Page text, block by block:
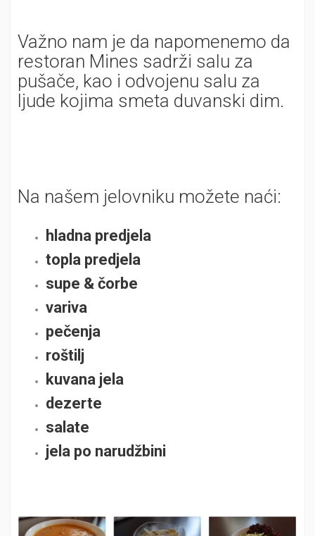
Važno nam je da napomenemo da
restoran Mines sadrži salu za
pušače, kao i odvojenu salu za
ljude kojima smeta duvanski dim.
Na našem jelovniku možete naći:
hladna predjela
topla predjela
supe & čorbe
variva
pečenja
roštilj
kuvana jela
dezerte
salate
jela po narudžbini